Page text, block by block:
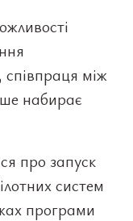
співпраця між
набирає
про запуск
систем
програми